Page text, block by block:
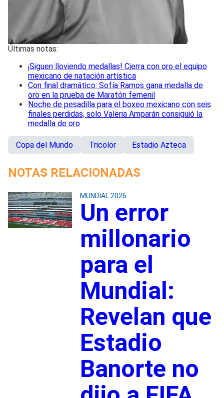
Últimas notas:
¡Siguen lloviendo medallas! Cierra con oro el equipo
mexicano de natación artística
Con final dramático: Sofía Ramos gana medalla de
oro en la prueba de Maratón femenil
Noche de pesadilla para el boxeo mexicano con seis
finales perdidas, solo Valeria Amparán consiguió la
medalla de oro
Copa del Mundo Tricolor Estadio Azteca
NOTAS RELACIONADAS
MUNDIAL 2026
Un error
millonario
para el
Mundial:
Revelan que
Estadio
Banorte no